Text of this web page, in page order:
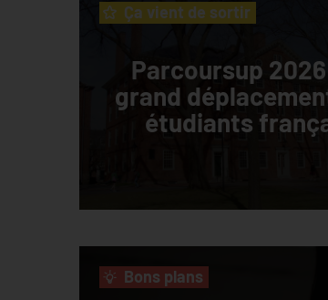
Ça vient de sortir
Parcoursup
grand
étudiants
Bons plans